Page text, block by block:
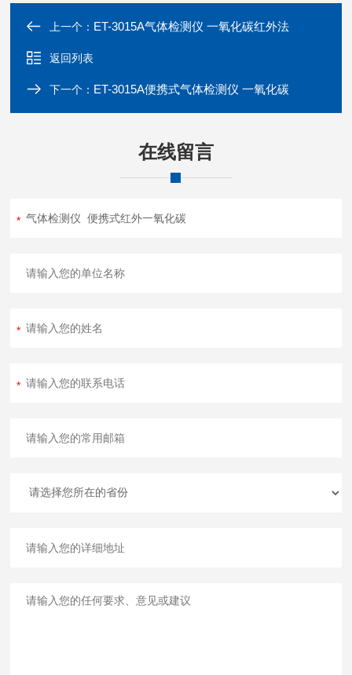
上一个： ET-3015A气体检测仪 一氧化碳红外法
返回列表
下一个： ET-3015A便携式气体检测仪 一氧化碳
在线留言